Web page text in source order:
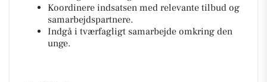
Koordinere indsatsen med relevante tilbud og
samarbejdspartnere.
Indgå i tværfagligt samarbejde omkring den
unge.